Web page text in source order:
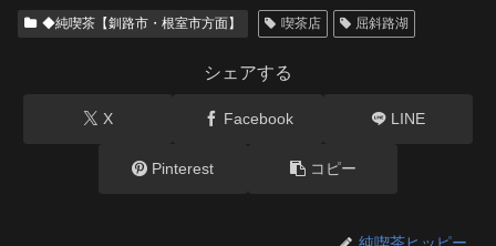
◆純喫茶【釧路市・根室市方面】 喫茶店 屈斜路湖
シェアする
X Facebook LINE
Pinterest コピー